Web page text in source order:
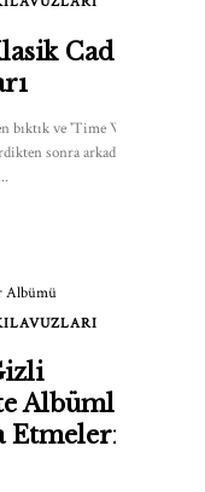
Cadılar
ve 'Time Warp'
sonra arkadaş
Albümleri
Etmelerini